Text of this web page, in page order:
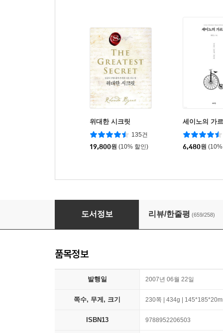
위대한 시크릿
135건
19,800원 (10% 할인)
세이노의 가
6,480원
The Secret 시크릿
도서정보 리뷰/한줄평 (659/258)
품목정보
발행일 2007년 06월 22일
쪽수, 무게, 크기 230쪽 | 434g |
ISBN13 9788952206503